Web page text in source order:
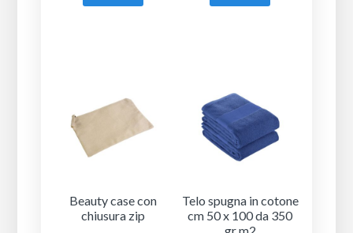
Beauty case con
chiusura zip
Telo spugna in cotone
cm 50 x 100 da 350